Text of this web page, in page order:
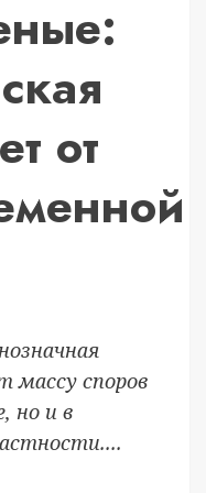
от
массу споров
но и в